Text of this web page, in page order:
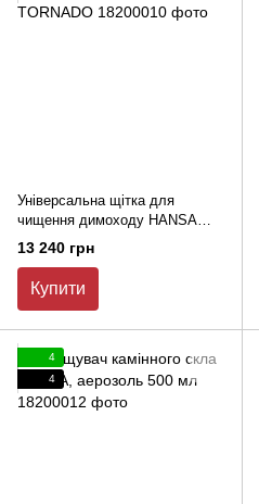
Універсальна щітка для
чищення димоходу HANSA
TORNADO
13 240 грн
Купити
4
4